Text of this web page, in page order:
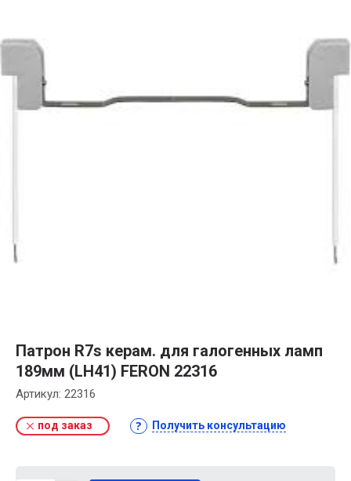
Патрон R7s керам. для галогенных ламп
189мм (LH41) FERON 22316
Артикул: 22316
под заказ Получить консультацию